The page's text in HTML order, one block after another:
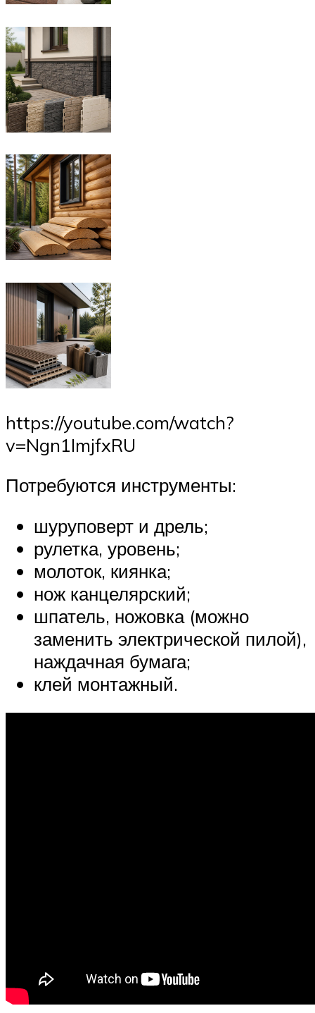
https://youtube.com/watch?
v=Ngn1ImjfxRU
Потребуются инструменты:
шуруповерт и дрель;
рулетка, уровень;
молоток, киянка;
нож канцелярский;
шпатель, ножовка (можно
заменить электрической пилой),
наждачная бумага;
клей монтажный.